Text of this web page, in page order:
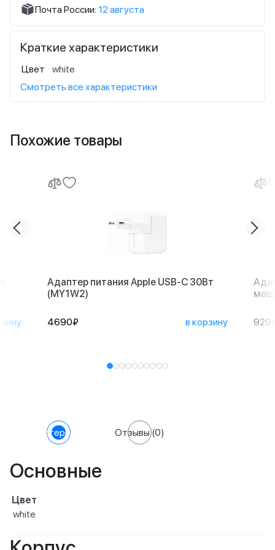
Почта России: 12 августа
Краткие характеристики
Цвет
white
Смотреть все характеристики
Похожие товары
Адаптер питания Apple USB-C 30Вт
(MY1W2)
4690₽ в корзину
Характеристики Отзывы(0)
Основные
Цвет
white